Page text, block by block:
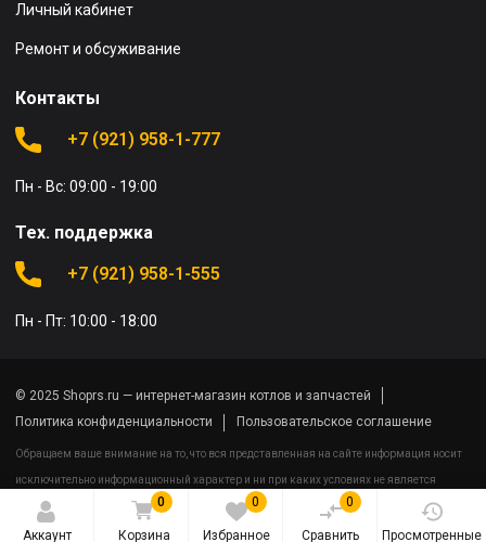
Аккаунт
0
Корзина
0
Избранное
0
Сравнить Просмотренные
Личный кабинет
Ремонт и обсуживание
Контакты
+7 (921) 958-1-777
Пн - Вс: 09:00 - 19:00
Тех. поддержка
+7 (921) 958-1-555
Пн - Пт: 10:00 - 18:00
© 2025 Shoprs.ru — интернет-магазин котлов и запчастей
Политика конфиденциальности
Пользовательское соглашение
Обращаем ваше внимание на то, что вся представленная на сайте информация носит
исключительно информационный характер и ни при каких условиях не является
публичной офертой определяемой положениями Статьи 437(2) Гражданского кодекса
Российской Федерации.